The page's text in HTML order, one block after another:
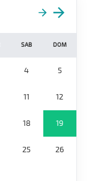
SAB DOM
4 5
11 12
18 19
25 26